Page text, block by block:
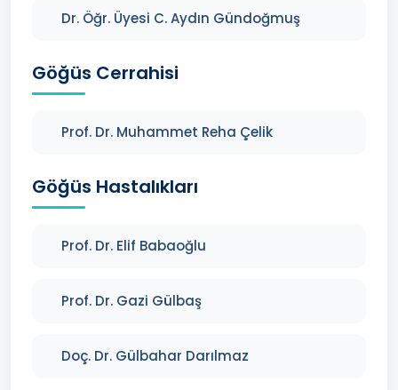
Dr. Öğr. Üyesi C. Aydın Gündoğmuş
Göğüs Cerrahisi
Prof. Dr. Muhammet Reha Çelik
Göğüs Hastalıkları
Prof. Dr. Elif Babaoğlu
Prof. Dr. Gazi Gülbaş
Doç. Dr. Gülbahar Darılmaz